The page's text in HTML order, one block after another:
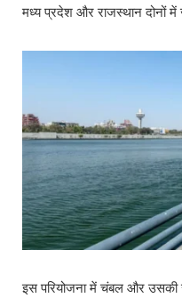
मध्य प्रदेश और राजस्थान दोनों
इस परियोजना में चंबल और उसकी